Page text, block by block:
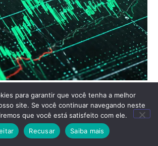
Acompanhe a Bolsa, Dólar e
Feira
para garantir que você tenha a melhor
site. Se você continuar navegando neste
que você está satisfeito com ele.
Recusar Saiba mais